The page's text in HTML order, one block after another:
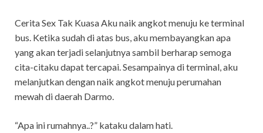
Cerita Sex Tak Kuasa Aku naik angkot menuju ke terminal
bus. Ketika sudah di atas bus, aku membayangkan apa
yang akan terjadi selanjutnya sambil berharap semoga
cita-citaku dapat tercapai. Sesampainya di terminal, aku
melanjutkan dengan naik angkot menuju perumahan
mewah di daerah Darmo.
“Apa ini rumahnya..?” kataku dalam hati.